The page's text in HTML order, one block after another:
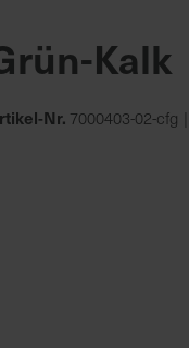
Kalk
Nr. 7000403-02-cfg